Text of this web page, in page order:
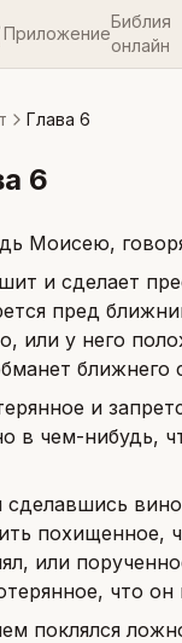
Приложение
Библия
онлайн
Глава 6
6
Моисею,
и сделает
пред
или у него
ближнего
и
в чем-нибудь,
сделавшись
похищенное,
или
что он
поклялся